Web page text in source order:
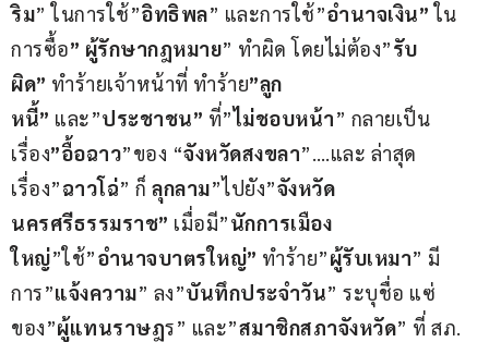
ริม” ในการใช้”อิทธิพล” และการใช้”อำนาจเงิน” ใน
การซื้อ” ผู้รักษากฎหมาย” ทำผิด โดยไม่ต้อง”รับ
ผิด” ทำร้ายเจ้าหน้าที่ ทำร้าย”ลูก
หนี้” และ”ประชาชน” ที่”ไม่ชอบหน้า” กลายเป็น
เรื่อง”อื้อฉาว”ของ “จังหวัดสงขลา”….และ ล่าสุด
เรื่อง”ฉาวโฉ่” ก็ ลุกลาม”ไปยัง”จังหวัด
นครศรีธรรมราช” เมื่อมี”นักการเมือง
ใหญ่”ใช้”อำนาจบาตรใหญ่” ทำร้าย”ผู้รับเหมา” มี
การ”แจ้งความ” ลง”บันทึกประจำวัน” ระบุชื่อ แซ่
ของ”ผู้แทนราษฎร” และ”สมาชิกสภาจังหวัด” ที่ สภ.